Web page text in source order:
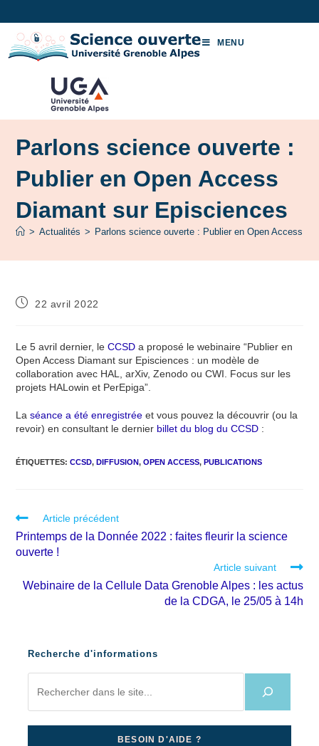
MENU
Parlons science ouverte :
Publier en Open Access
Diamant sur Episciences
> Actualités > Parlons science ouverte : Publier en Open Access
22 avril 2022
Le 5 avril dernier, leCCSD a proposé le webinaire “Publier en
Open Access Diamant sur Episciences : un modèle de
collaboration avec HAL, arXiv, Zenodo ou CWI. Focus sur les
projets HALowin et PerEpiga”.
Laséance a été enregistrée et vous pouvez la découvrir (ou la
revoir) en consultant le dernier billet du blog du CCSD :
ÉTIQUETTES:CCSD, DIFFUSION, OPEN ACCESS, PUBLICATIONS
Article précédent
Printemps de la Donnée 2022 : faites fleurir la science
ouverte !
Article suivant
Webinaire de la Cellule Data Grenoble Alpes : les actus
de la CDGA, le 25/05 à 14h
Recherche d'informations
BESOIN D'AIDE ?